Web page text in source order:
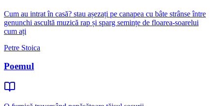
Cum au intrat în casă? stau așezați pe canapea cu bâte strânse între
genunchi ascultă muzică rap și sparg semințe de floarea-soarelui
cum ați
Petre Stoica
Poemul